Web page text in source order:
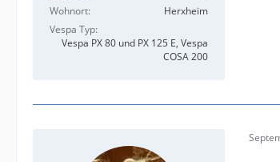
Wohnort
Herxheim
Vespa Typ
Vespa PX 80 und PX 125 E, Vespa
COSA 200